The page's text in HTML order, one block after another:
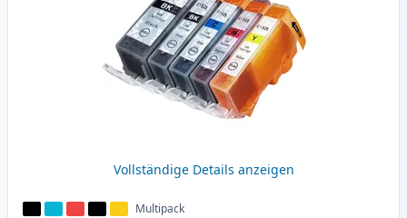
Vollständige Details anzeigen
Multipack